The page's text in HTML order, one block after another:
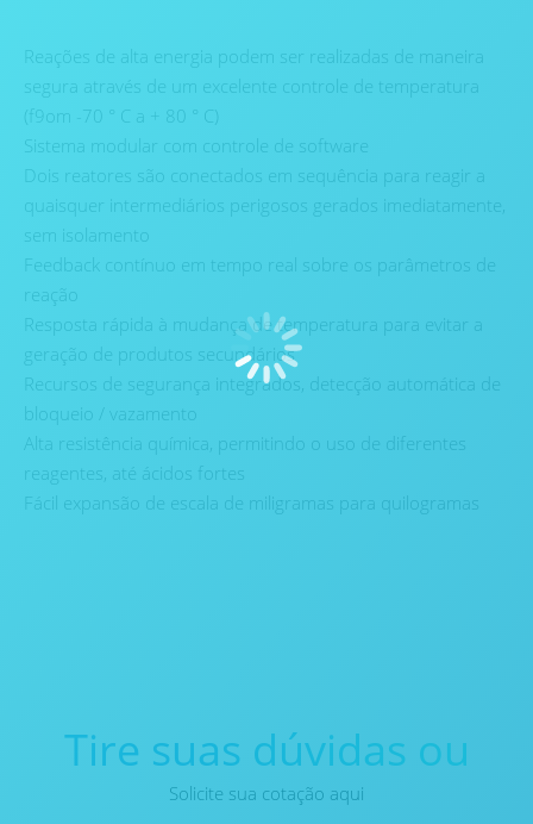
Reações de alta energia podem ser realizadas de maneira
segura através de um excelente controle de temperatura
(f9om -70 ° C a + 80 ° C)
Sistema modular com controle de software
Dois reatores são conectados em sequência para reagir a
quaisquer intermediários perigosos gerados imediatamente,
sem isolamento
Feedback contínuo em tempo real sobre os parâmetros de
reação
Resposta rápida à mudança de temperatura para evitar a
geração de produtos secundários
Recursos de segurança integrados, detecção automática de
bloqueio / vazamento
Alta resistência química, permitindo o uso de diferentes
reagentes, até ácidos fortes
Fácil expansão de escala de miligramas para quilogramas
Tire suas dúvidas ou
Solicite sua cotação aqui